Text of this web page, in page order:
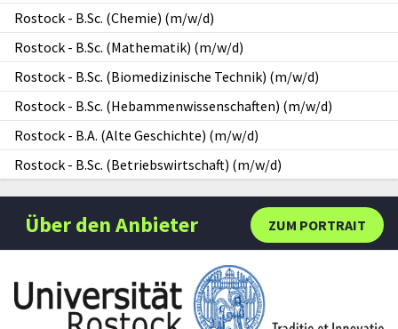
Rostock - B.Sc. (Chemie) (m/w/d)
Rostock - B.Sc. (Mathematik) (m/w/d)
Rostock - B.Sc. (Biomedizinische Technik) (m/w/d)
Rostock - B.Sc. (Hebammenwissenschaften) (m/w/d)
Rostock - B.A. (Alte Geschichte) (m/w/d)
Rostock - B.Sc. (Betriebswirtschaft) (m/w/d)
ZUM PORTRAIT
Über den Anbieter